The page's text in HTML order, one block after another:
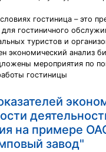
гостиница – это
для гостиничного
туристов и
экономический анализ
мероприятия по
гостиницы
на примере
завод"